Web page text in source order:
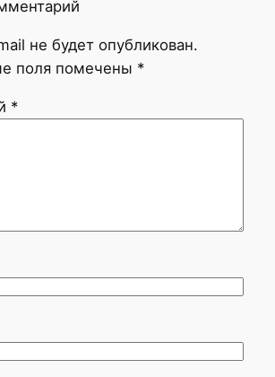
не будет опубликован.
поля помечены *
*